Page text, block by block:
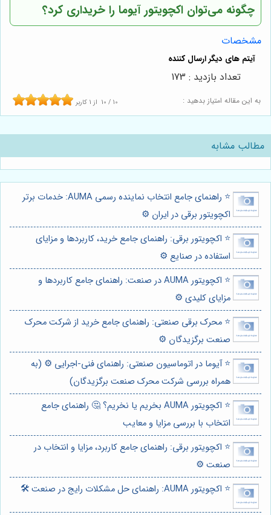
چگونه می‌توان اکچویتور آیوما را خریداری کرد؟
مشخصات
به این مقاله امتیاز بدهید : 10 / 10 از 1 کاربر
تعداد بازدید : 173
مطالب مشابه
⭐️ راهنمای جامع انتخاب نماینده رسمی AUMA: خدمات برتر
اکچویتور برقی در ایران ⚙️
⭐️ اکچویتور برقی: راهنمای جامع خرید، کاربردها و مزایای
استفاده در صنایع ⚙️
⭐️ اکچویتور AUMA در صنعت: راهنمای جامع کاربردها و
مزایای کلیدی ⚙️
⭐️ محرک برقی صنعتی: راهنمای جامع خرید از شرکت محرک
صنعت برگزیدگان ⚙️
⭐️ آیوما در اتوماسیون صنعتی: راهنمای فنی-اجرایی ⚙️ (به
همراه بررسی شرکت محرک صنعت برگزیدگان)
⭐️ اکچویتور AUMA بخریم یا نخریم؟ 🤔 راهنمای جامع
انتخاب با بررسی مزایا و معایب
⭐️ اکچویتور برقی: راهنمای جامع کاربرد، مزایا و انتخاب در
صنعت ⚙️
⭐️ اکچویتور AUMA: راهنمای حل مشکلات رایج در صنعت 🛠️